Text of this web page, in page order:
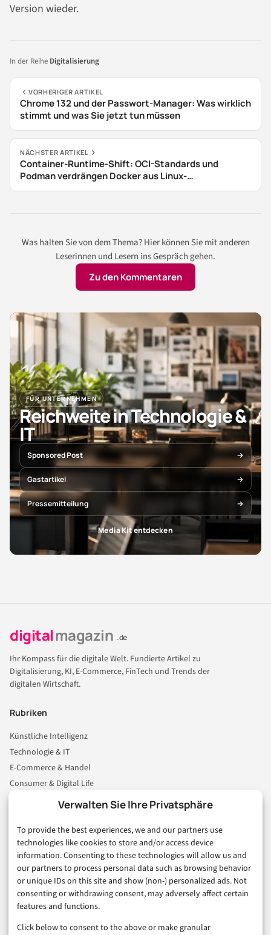
Verwalten Sie Ihre Privatsphäre
To provide the best experiences, we and our partners use
technologies like cookies to store and/or access device
information. Consenting to these technologies will allow us and
our partners to process personal data such as browsing behavior
or unique IDs on this site and show (non-) personalized ads. Not
consenting or withdrawing consent, may adversely affect certain
features and functions.
Click below to consent to the above or make granular
Version wieder.
In der Reihe Digitalisierung
VORHERIGER ARTIKEL
Chrome 132 und der Passwort-Manager: Was wirklich
stimmt und was Sie jetzt tun müssen
NÄCHSTER ARTIKEL
Container-Runtime-Shift: OCI-Standards und
Podman verdrängen Docker aus Linux-
Infrastrukturen
Was halten Sie von dem Thema? Hier können Sie mit anderen
Leserinnen und Lesern ins Gespräch gehen.
Zu den Kommentaren
FÜR UNTERNEHMEN
Reichweite in Technologie &
IT
Sponsored Post
Gastartikel
Pressemitteilung
Media Kit entdecken
digitalmagazin .de
Ihr Kompass für die digitale Welt. Fundierte Artikel zu
Digitalisierung, KI, E-Commerce, FinTech und Trends der
digitalen Wirtschaft.
Rubriken
Künstliche Intelligenz
Technologie & IT
E-Commerce & Handel
Consumer & Digital Life
Business & Karriere
Sicherheit & Recht
Digitalisierung
Marketing
Magazin
Unsere Redaktion